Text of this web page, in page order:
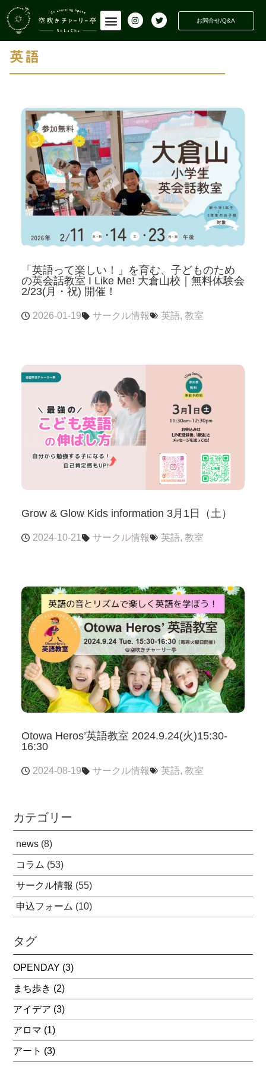
お問合せ/Q&A
INFORMATION 活動情報
英語
「英語って楽しい！」を育む、子どものため
の英会話教室 I Like Me! 大倉山校｜無料体験会
2/23(月・祝) 開催！
2026-01-19 サークル情報 英語, 教室
Grow & Glow Kids information 3月1日（土）
2024-10-21 サークル情報 英語, 教室
Otowa Heros’英語教室 2024.9.24(火)15:30-
16:30
2024-08-19 サークル情報 英語, 教室
カテゴリー
news (8)
コラム (53)
サークル情報 (55)
申込フォーム (10)
タグ
OPENDAY (3)
まち歩き (2)
アイデア (3)
アロマ (1)
アート (3)